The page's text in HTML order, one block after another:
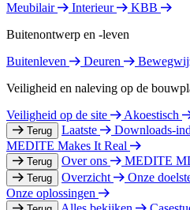
Meubilair
Interieur
KBB
Buitenontwerp en -leven
Buitenleven
Deuren
Veiligheid en naleving op de
Veiligheid op de site
Akoestisch
Terug Laatste Downloads-
MEDITE Makes It Real
Terug Over ons MEDITE
Terug Overzicht Onze
Onze oplossingen